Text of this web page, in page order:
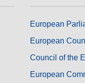
European
European
Council of the
European